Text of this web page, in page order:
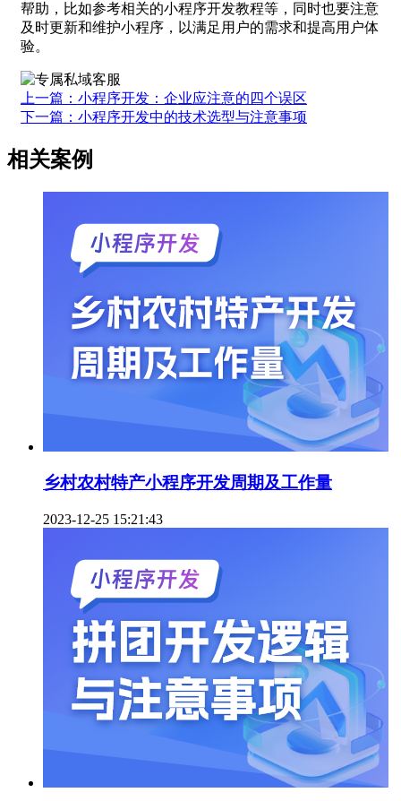
帮助，比如参考相关的小程序开发教程等，同时也要注意
及时更新和维护小程序，以满足用户的需求和提高用户体
验。
上一篇：小程序开发：企业应注意的四个误区
下一篇：小程序开发中的技术选型与注意事项
相关案例
乡村农村特产小程序开发周期及工作量
2023-12-25 15:21:43